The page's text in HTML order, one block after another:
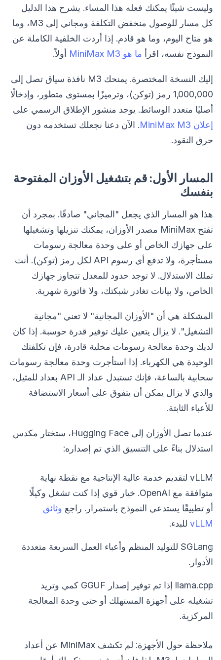
وليست شيئًا يمكنك فعله هذا المساء. يشرح هذا الدليل
كل مسار للوصول منخفض التكلفة ومجاني إلى M3، وما
هو متاح اليوم، وما هو قادم. إذا أردت الخلفية الكاملة عن
النموذج نفسه، اقرأ ما هو MiniMax M3 أولاً.
إليك النسخة المختصرة. يمنحك M3 نافذة سياق تصل إلى
1,000,000 رمز (توكن)، وترميزًا بمستوى متطور، وإدخالًا
أصليًا متعدد الوسائط. يوجد منشور الإطلاق الرسمي على
إعلان MiniMax M3
. الآن دعنا نجعلك تستخدمه دون
حرق النقود.
المسار الأول: قم بتشغيل الأوزان المفتوحة
بنفسك
هذا هو المسار الذي يجعل "المجاني" صادقًا. بمجرد أن
تفتح MiniMax مصدر الأوزان، يمكنك تنزيلها وتشغيلها
على جهازك الخاص أو على وحدة معالجة رسومات
مستأجرة، ولا تدفع أي رسوم API لكل رمز (توكن). أنت
تملك الاستدلال. لا توجد حدود للمعدل تتجاوز جهازك
الخاص، ولا بيانات تغادر شبكتك، ولا فاتورة شهرية.
المشكلة هي أن "الأوزان المجانية" لا تعني "مجانية
التشغيل". لا يزال يتعين عليك توفير قدرة حوسبة. إذا كان
لديك وحدة معالجة رسومات محلية قادرة، فإن تكلفتك
الوحيدة هي الكهرباء. إذا استأجرت وحدة معالجة رسومات
سحابية بالساعة، فإنك تستبدل عداد الـ API بعداد للمثيل،
والذي لا يزال يمكن أن يتفوق على أسعار الاستضافة
للأعباء الثابتة.
عندما تصل الأوزان إلى Hugging Face، ستختار مكدس
استدلال بناءً على التنسيق الذي تم إصداره:
vLLM لتقديم خدمة عالية الإنتاجية مع نقطة نهاية
متوافقة مع OpenAI. خيار قوي إذا كنت تشغل وكيلًا
أو تطبيقًا يستدعي النموذج باستمرار. راجع وثائق
vLLM للبدء.
SGLang للتوليد المنظم وأعباء العمل السريعة متعددة
الأدوار.
llama.cpp إذا تم توفير إصدار GGUF كمي وتريد
تشغيله على أجهزة المستهلك أو حتى وحدة المعالجة
المركزية.
ملاحظة حول الأجهزة: لم تكشف MiniMax عن أعداد